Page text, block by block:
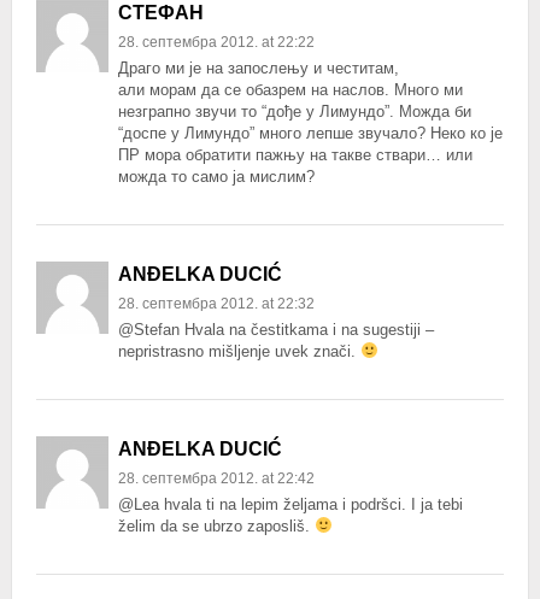
СТЕФАН
28. септембра 2012. at 22:22
Драго ми је на запослењу и честитам,
али морам да се обазрем на наслов. Много ми
незграпно звучи то “дође у Лимундо”. Можда би
“доспе у Лимундо” много лепше звучало? Неко ко је
ПР мора обратити пажњу на такве ствари… или
можда то само ја мислим?
ANĐELKA DUCIĆ
28. септембра 2012. at 22:32
@Stefan Hvala na čestitkama i na sugestiji –
nepristrasno mišljenje uvek znači.
ANĐELKA DUCIĆ
28. септембра 2012. at 22:42
@Lea hvala ti na lepim željama i podršci. I ja tebi
želim da se ubrzo zaposliš.